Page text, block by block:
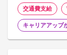
交通費支給
キャリアアップ